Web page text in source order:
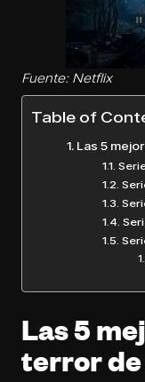
Fuente: Netflix
Table of
Las 5
Las 5
terror